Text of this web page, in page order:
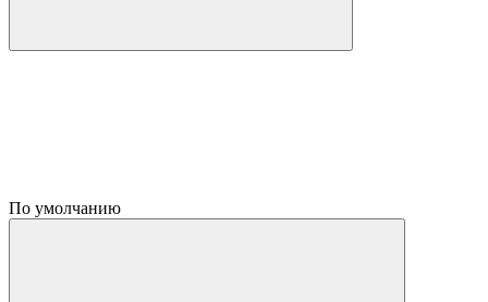
По умолчанию